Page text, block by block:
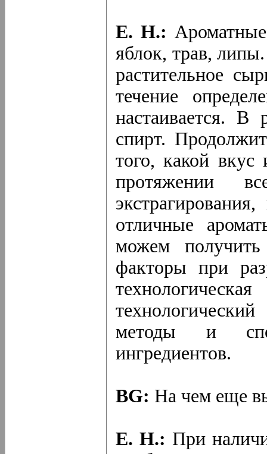
Е. Н.:
яблок, трав,
растительное
течение
настаивается. В
спирт.
того, какой
протяжении
отличные
можем
факторы при
методы и
ингредиентов.
BG: На чем еще
Е. Н.: При